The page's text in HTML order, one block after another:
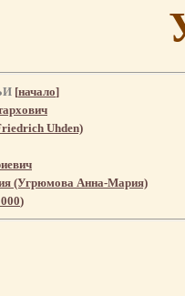
[начало]
Uhden)
(Угрюмова Анна-Мария)
)